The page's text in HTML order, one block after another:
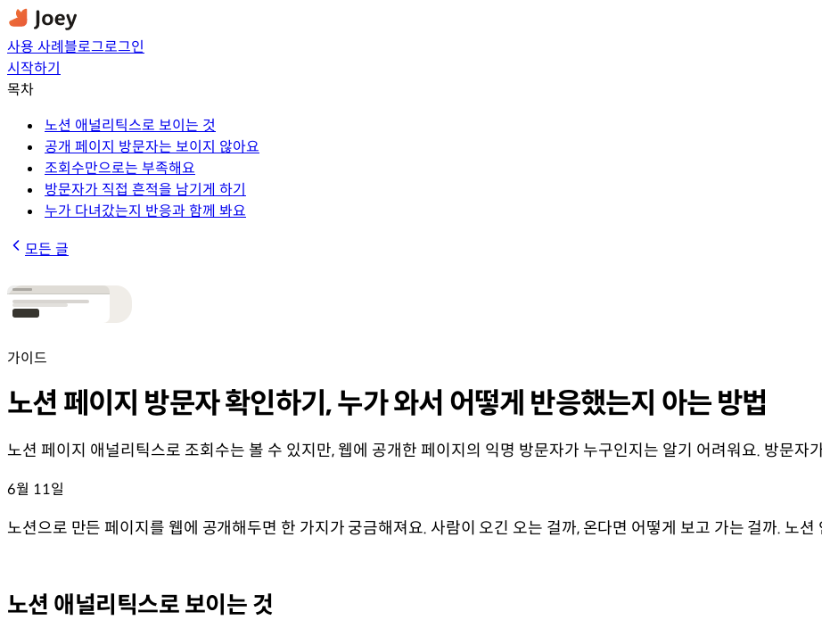
사용 사례 블로그로그인
시작하기
목차
노션 애널리틱스로 보이는 것
공개 페이지 방문자는 보이지 않아요
조회수만으로는 부족해요
방문자가 직접 흔적을 남기게 하기
누가 다녀갔는지 반응과 함께 봐요
모든 글
가이드
노션 페이지 방문자 확인하기, 누가 와서 어떻게 반응했는지 아는 방법
노션 페이지 애널리틱스로 조회수는 볼 수 있지만, 웹에 공개한 페이지의 익명 방문자가 누구인지는 알기 어려워요. 방문자
6월 11일
노션으로 만든 페이지를 웹에 공개해두면 한 가지가 궁금해져요. 사람이 오긴 오는 걸까, 온다면 어떻게 보고 가는 걸까. 노
노션 애널리틱스로 보이는 것